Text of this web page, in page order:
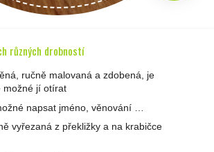
různých drobností
ručně malovaná a zdobená, je
možné jí otírat
napsat jméno, věnování …
vyřezaná z překližky a na krabičce